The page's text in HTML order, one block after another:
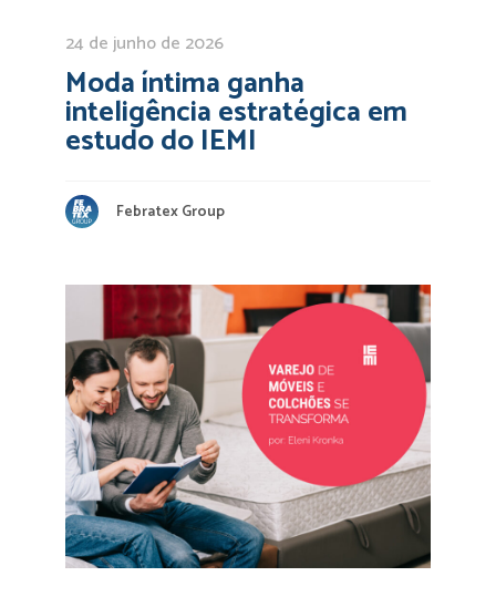
24 de junho de 2026
Moda íntima ganha
inteligência estratégica em
estudo do IEMI
Febratex Group